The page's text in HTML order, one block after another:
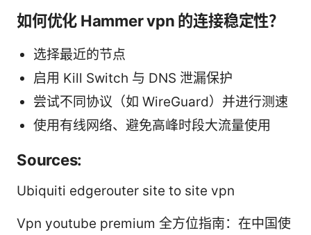
如何优化 Hammer vpn 的连接稳定性？
选择最近的节点
启用 Kill Switch 与 DNS 泄漏保护
尝试不同协议（如 WireGuard）并进行测速
使用有线网络、避免高峰时段大流量使用
Sources:
Ubiquiti edgerouter site to site vpn
Vpn youtube premium 全方位指南：在中国使